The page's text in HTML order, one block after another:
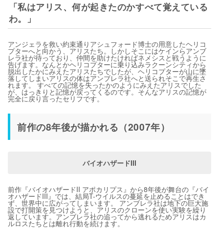
「私はアリス、何が起きたのかすべて覚えている
わ。」
アンジェラを救い約束通りアシュフォード博士の用意したヘリコ
プターへと向かう、アリスたち。しかしそこにはケインらアンブ
レラ社が待っており、仲間を助けたければネメシスと戦うように
告げます。なんとかヘリコプターに乗り込みラクーンシティから
脱出したかにみえたアリスたちでしたが、ヘリコプターが山に墜
落してしまいアリスの体はアンブレラ社へと送られそこで再生さ
れます。 すべての記憶を失ったかのようにみえたアリスでした
が、はっきりと記憶が戻ってくるのです。そんなアリスの記憶が
完全に戻り言ったセリフです。
前作の8年後が描かれる（2007年）
バイオハザードIII
前作『バイオハザードII アポカリプス』から8年後が舞台の『バイ
オハザードIII』では、結局T-ウイルスの蔓延を止めることはでき
ず、世界中に広がってしまいます。 アンブレラ社は地下の巨大施
設で打開策を見つけようと、アリスのクローンを使い実験を繰り
返しています。アンブレラ社の追ってから逃れるためアリスはカ
ルロスたちとは離れ行動を続けます。